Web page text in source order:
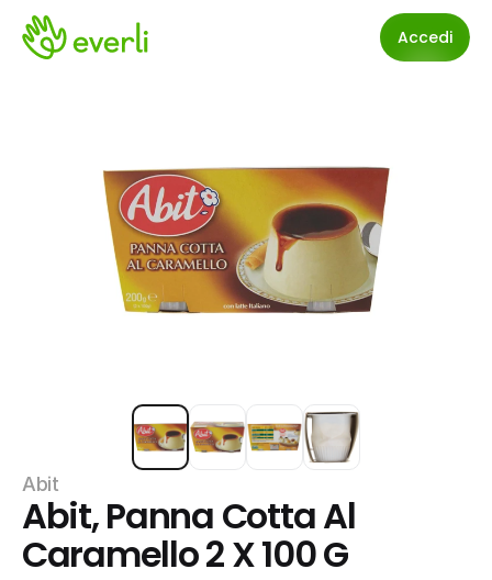
Accedi
Abit
Abit, Panna Cotta Al
Caramello 2 X 100 G